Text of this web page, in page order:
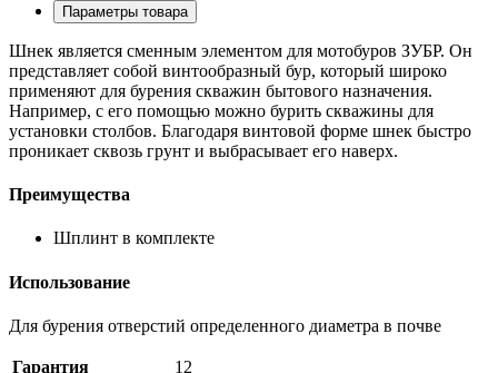
Параметры товара
Шнек является сменным элементом для мотобуров ЗУБР. Он
представляет собой винтообразный бур, который широко
применяют для бурения скважин бытового назначения.
Например, с его помощью можно бурить скважины для
установки столбов. Благодаря винтовой форме шнек быстро
проникает сквозь грунт и выбрасывает его наверх.
Преимущества
Шплинт в комплекте
Использование
Для бурения отверстий определенного диаметра в почве
Гарантия
12